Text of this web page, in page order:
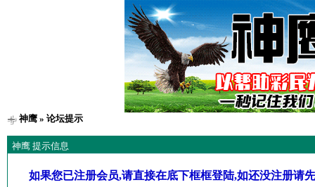
神鹰» 论坛提示
神鹰 提示信息
如果您已注册会员,请直接在底下框框登陆,如还没注册请